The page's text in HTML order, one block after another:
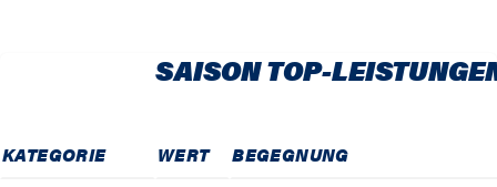
SAISON TOP-
KATEGORIE WERT BEGEGNUNG